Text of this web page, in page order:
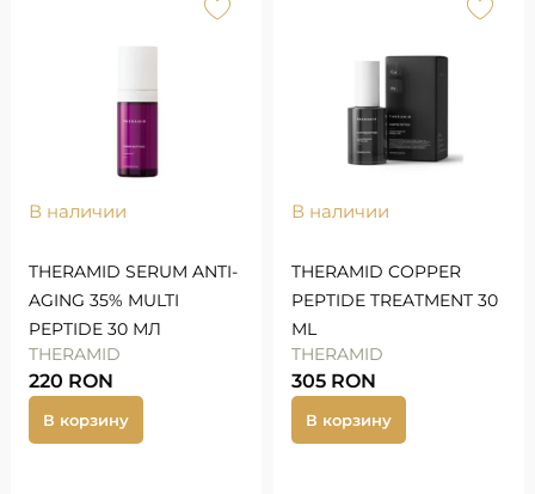
В наличии
THERAMID SERUM ANTI-
AGING 35% MULTI
PEPTIDE 30 МЛ
THERAMID
220 RON
В корзину
В наличии
THERAMID COPPER
PEPTIDE TREATMENT 30
ML
THERAMID
305 RON
В корзину